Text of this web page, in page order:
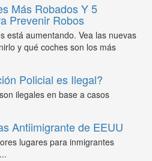
Más Robados Y 5
Prevenir Robos
está aumentando. Vea las nuevas
y qué coches son los más
Policial es Ilegal?
ilegales en base a casos
Antiimigrante de EEUU
lugares para inmigrantes